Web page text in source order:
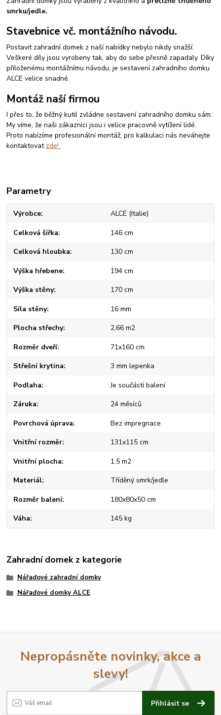
smrku/jedle.
Stavebnice vč. montážního návodu.
Postavit zahradní domek z naší nabídky nebylo nikdy snažší.
Veškeré díly jsou vyrobeny tak, aby do sebe přesně zapadaly. Díky
přiloženému montážnímu návodu, je sestavení zahradního domku
ALCE velice snadné.
Montáž naší firmou
I přes to, že běžný kutil zvládne sestavení zahradního domku sám.
My víme, že naši zákaznici jsou i velice pracovně vytížení lidé.
Proto nabízíme profesionální montáž, pro kalkulaci nás neváhejte
kontaktovat zde!
Parametry
Výrobce ALCE (Italie)
Celková šířka 146 cm
Celková hloubka 130 cm
Výška hřebene 194 cm
Výška stěny 170 cm
Síla stěny 16 mm
Plocha střechy 2,66 m2
Rozměr dveří 71x160 cm
Střešní krytina 3 mm lepenka
Podlaha Je součástí balení
Záruka 24 měsíců
Povrchová úprava Bez impregnace
Vnitřní rozměr 131x115 cm
Vnitřní plocha 1,5 m2
Materiál Tříděný smrk/jedle
Rozměr balení 180x80x50 cm
Váha 145 kg
Zahradní domek z kategorie
Nářaďové zahradní domky
Nářaďové domky ALCE
Nepropásněte novinky, akce a
slevy!
Přihlásit se